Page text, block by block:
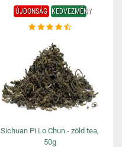
ÚJDONSÁG KEDVEZMÉNY
Sichuan Pi Lo Chun - zöld tea,
50g